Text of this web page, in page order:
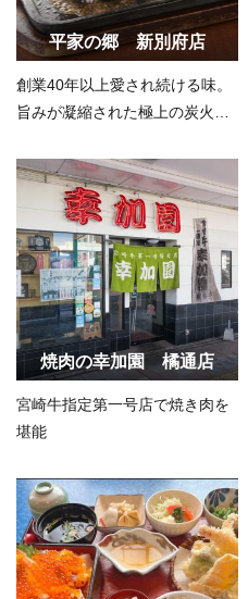
平家の郷 新別府店
創業40年以上愛され続ける味。
旨みが凝縮された極上の炭火焼
焼肉の幸加園 橘通店
宮崎牛指定第一号店で焼き肉を
堪能